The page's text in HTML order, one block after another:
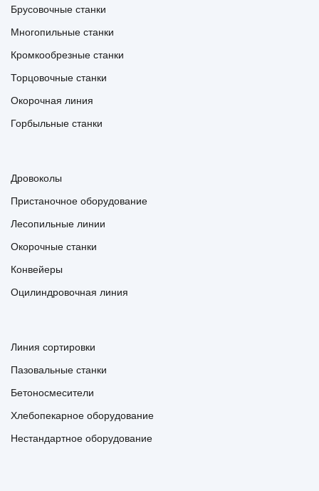
Брусовочные станки
Многопильные станки
Кромкообрезные станки
Торцовочные станки
Окорочная линия
Горбыльные станки
Дровоколы
Пристаночное оборудование
Лесопильные линии
Окорочные станки
Конвейеры
Оцилиндровочная линия
Линия сортировки
Пазовальные станки
Бетоносмесители
Хлебопекарное оборудование
Нестандартное оборудование